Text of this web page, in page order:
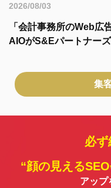
2026/08/03
「会計事務所のWeb
AIOがS&Eパートナー
集
必ず
“顔の見える
アップ